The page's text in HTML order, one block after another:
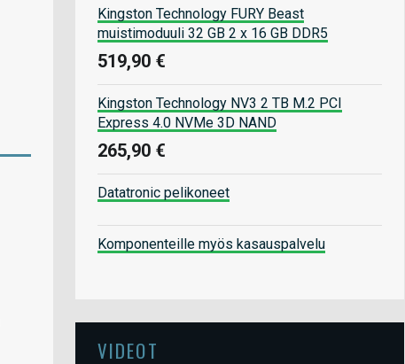
Kingston Technology FURY Beast
muistimoduuli 32 GB 2 x 16 GB DDR5
519,90 €
Kingston Technology NV3 2 TB M.2 PCI
Express 4.0 NVMe 3D NAND
265,90 €
Datatronic pelikoneet
Komponenteille myös kasauspalvelu
VIDEOT